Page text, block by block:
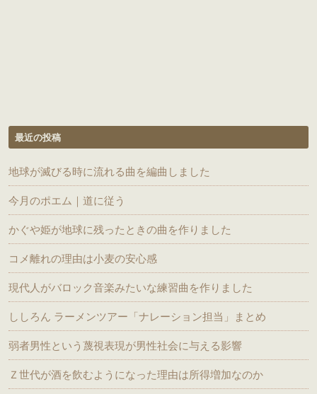
最近の投稿
地球が滅びる時に流れる曲を編曲しました
今月のポエム｜道に従う
かぐや姫が地球に残ったときの曲を作りました
コメ離れの理由は小麦の安心感
現代人がバロック音楽みたいな練習曲を作りました
ししろん ラーメンツアー「ナレーション担当」まとめ
弱者男性という蔑視表現が男性社会に与える影響
Ｚ世代が酒を飲むようになった理由は所得増加なのか